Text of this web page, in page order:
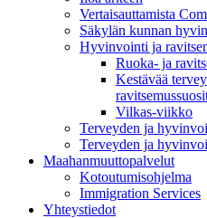
Vertaisauttamista
Säkylän kunnan
Hyvinvointi ja
Ruoka- ja
Kestävää
Vilkas-viikko
Terveyden ja
Terveyden ja
Maahanmuuttopalvelut
Kotoutumisohjelma
Immigration Services
Yhteystiedot